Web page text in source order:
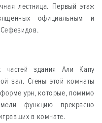
лестница. Первый этаж
официальным и
здания Али Капу
зал. Стены этой комнаты
урн, которые, помимо
функцию прекрасно
в комнате.